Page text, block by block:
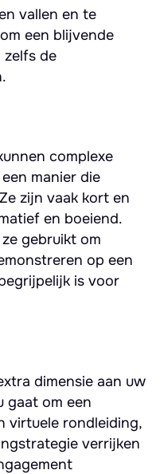
vallen en te
een blijvende
zelfs de
complexe
manier die
zijn vaak kort en
en boeiend.
gebruikt om
op een
is voor
dimensie aan uw
gaat om een
virtuele rondleiding,
verrijken